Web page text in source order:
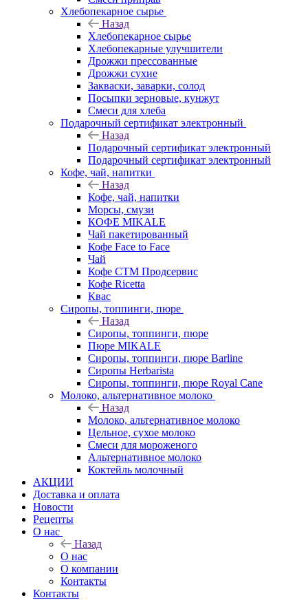
Хлебопекарное сырье
Назад
Хлебопекарное сырье
Хлебопекарные улучшители
Дрожжи прессованные
Дрожжи сухие
Закваски, заварки, солод
Посыпки зерновые, кунжут
Смеси для хлеба
Подарочный сертификат электронный
Назад
Подарочный сертификат электронный
Подарочный сертификат электронный
Кофе, чай, напитки
Назад
Кофе, чай, напитки
Морсы, смузи
КОФЕ MIKALE
Чай пакетированный
Кофе Face to Face
Чай
Кофе СТМ Продсервис
Кофе Ricetta
Квас
Сиропы, топпинги, пюре
Назад
Сиропы, топпинги, пюре
Пюре MIKALE
Сиропы, топпинги, пюре Barline
Сиропы Herbarista
Сиропы, топпинги, пюре Royal Cane
Молоко, альтернативное молоко
Назад
Молоко, альтернативное молоко
Цельное, сухое молоко
Смеси для мороженого
Альтернативное молоко
Коктейль молочный
АКЦИИ
Доставка и оплата
Новости
Рецепты
О нас
Назад
О нас
О компании
Контакты
Контакты